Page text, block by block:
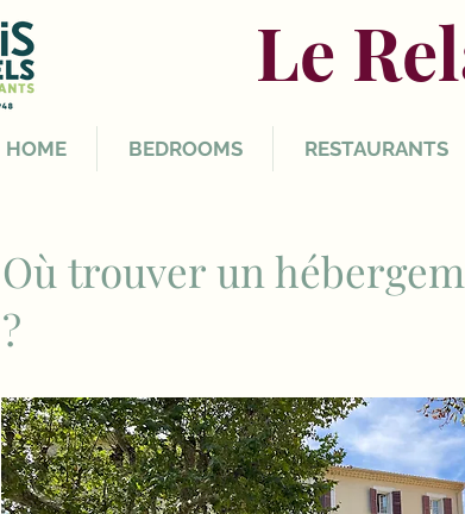
Le
HOME BEDROOMS RESTAURANTS
Où trouver un
?